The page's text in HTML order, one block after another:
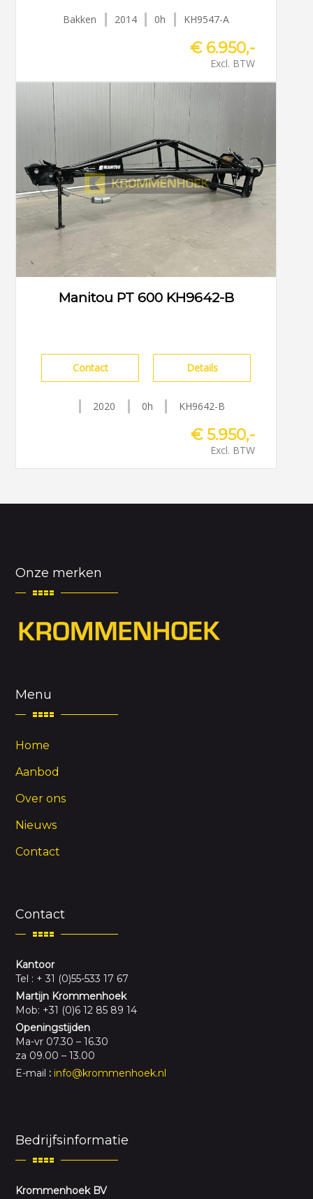
Bakken 2014 0h KH9547-A
€ 6.950,-
Excl. BTW
Manitou PT 600 KH9642-B
Contact Details
2020 0h KH9642-B
€ 5.950,-
Excl. BTW
Onze merken
Menu
Home
Aanbod
Over ons
Nieuws
Contact
Contact
Kantoor
Tel : + 31 (0)55-533 17 67
Martijn Krommenhoek
Mob: +31 (0)6 12 85 89 14
Openingstijden
Ma-vr 07.30 – 16.30
za 09.00 – 13.00
E-mail : info@krommenhoek.nl
Bedrijfsinformatie
Krommenhoek BV